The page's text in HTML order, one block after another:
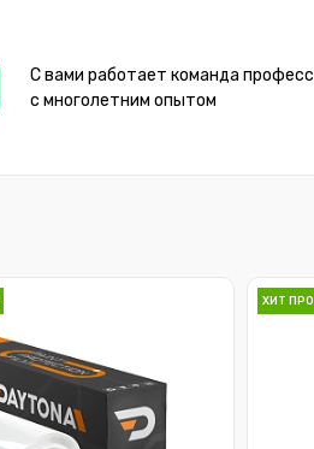
С вами работает команда
с многолетним опытом
ХИТ